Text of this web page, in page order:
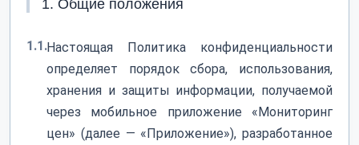
1. Общие положения
1.1.Настоящая Политика конфиденциальности
определяет порядок сбора, использования,
хранения и защиты информации, получаемой
через мобильное приложение «Мониторинг
цен» (далее — «Приложение»), разработанное